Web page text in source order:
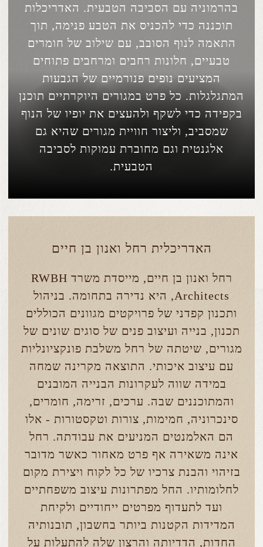
בהרמוניה עם הסביבה הטבעית. האדריכלות
תוכננה כדי להכניס את הטבע פנימה, תוך
התאמה לנוף הסובב, עם שילוב של חומרים
טבעיים, חלונות רחבים ומרחבים פתוחים
המציעים נופים פנורמיים של הגבעות
המתגלגלות. כל פרט במגורים היוקרתיים תוכנן
בקפידה כדי לשקף ולהעצים את יופיו של הנוף
שמסביב, וליצור חוויית מגורים שהיא גם
אלגנטית וגם מחוברת עמוקות לסביבה
הטבעית.
האדריכלית רחל ואנון בן חיים
רחל ואנון בן חיים, מייסדת משרד RWBH
Architects, היא נדירה בתחומה. בניהול
ותכנון קפדני של פרויקטים מגוונים הכוללים
תכנון, בנייה ועיצוב פנים של סוגים שונים של
מגורים, שיטתה של רחל משלבת פונקציונליות
עם עיצוב איכותי. התוצאה מקרינה שמחה
במידה שווה לעקרונות הבנייה המובנים
והמתוכננים שבה. ערכים, זרימה, חומרים,
סינכרוניה, חמימות, צורות וטקסטורות - אלו
הם האלמנטים המניעים את עבודתה. רחל
אינה משאירה אף פרט מאחור כאשר מדובר
בזיהוי והבנת צרכיו של כל לקוח ויצירת מקום
לחלומותיו. החל מפתרונות עיצוב משפחתיים
ועד לתעדוף מפרטים ייחודיים ולקיחת
המדידות הקטנות ביותר בחשבון, תובנותיה
החדות, הדדיותה והרצון שלה להתעלות על